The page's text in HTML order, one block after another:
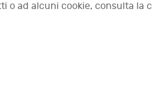
o ad alcuni cookie, consulta